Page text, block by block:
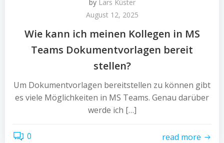
by Lars Küster
August 12, 2025
Wie kann ich meinen Kollegen in MS
Teams Dokumentvorlagen bereit
stellen?
Um Dokumentvorlagen bereitstellen zu können gibt
es viele Möglichkeiten in MS Teams. Genau darüber
werde ich […]
0 read more